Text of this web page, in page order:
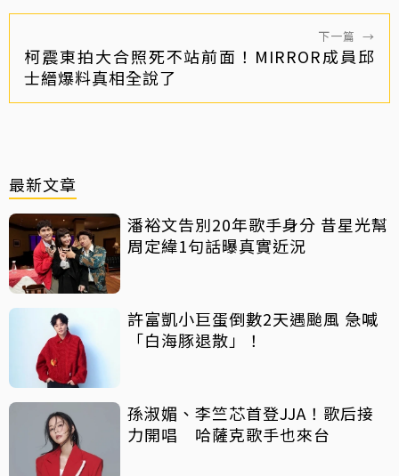
下一篇 →
柯震東拍大合照死不站前面！MIRROR成員邱
士縉爆料真相全說了
最新文章
潘裕文告別20年歌手身分 昔星光幫
周定緯1句話曝真實近況
許富凱小巨蛋倒數2天遇颱風 急喊
「白海豚退散」！
孫淑媚、李竺芯首登JJA！歌后接
力開唱 哈薩克歌手也來台